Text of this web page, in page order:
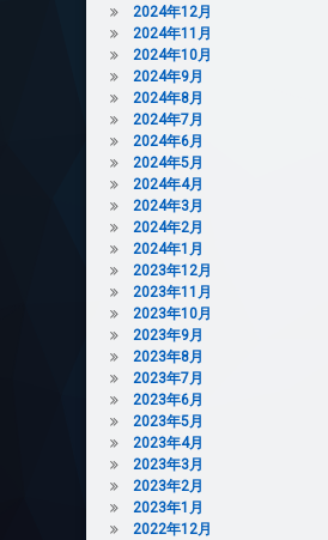
2024年12月
2024年11月
2024年10月
2024年9月
2024年8月
2024年7月
2024年6月
2024年5月
2024年4月
2024年3月
2024年2月
2024年1月
2023年12月
2023年11月
2023年10月
2023年9月
2023年8月
2023年7月
2023年6月
2023年5月
2023年4月
2023年3月
2023年2月
2023年1月
2022年12月